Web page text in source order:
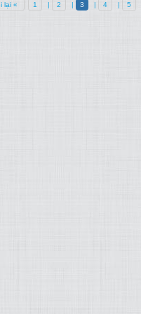
lại « 1 | 2 | 3 | 4 | 5